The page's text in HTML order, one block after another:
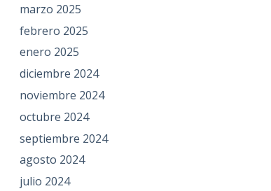
marzo 2025
febrero 2025
enero 2025
diciembre 2024
noviembre 2024
octubre 2024
septiembre 2024
agosto 2024
julio 2024